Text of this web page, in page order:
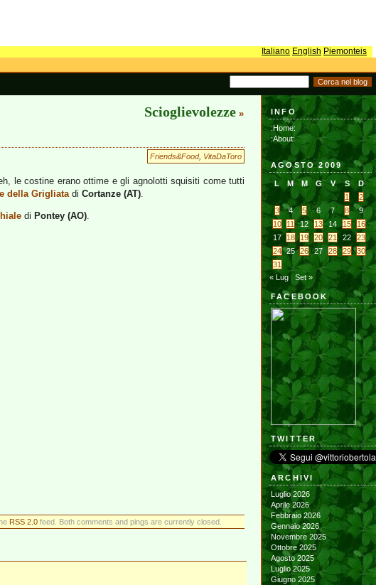
Italiano English Piemonteis
Scioglievolezze »
Friends&Food, VitaDaToro
le costine erano ottime e gli agnolotti squisiti come tutti
della Grigliatadi Cortanze (AT).
di Pontey (AO).
RSS 2.0feed. Both comments and pings are currently closed.
INFO
:Home:
:About:
AGOSTO 2009
L M M G V S
D
1
2
3
4 5 6 7 8
9
10
11 12 13 14 15
16
17
18 19 20 21 22
23
24 25 26 27 28 29
30
31
« Lug
Set »
FACEBOOK
TWITTER
ARCHIVI
Luglio 2026
Aprile 2026
Febbraio 2026
Gennaio 2026
Novembre 2025
Ottobre 2025
Agosto 2025
Luglio 2025
Giugno 2025